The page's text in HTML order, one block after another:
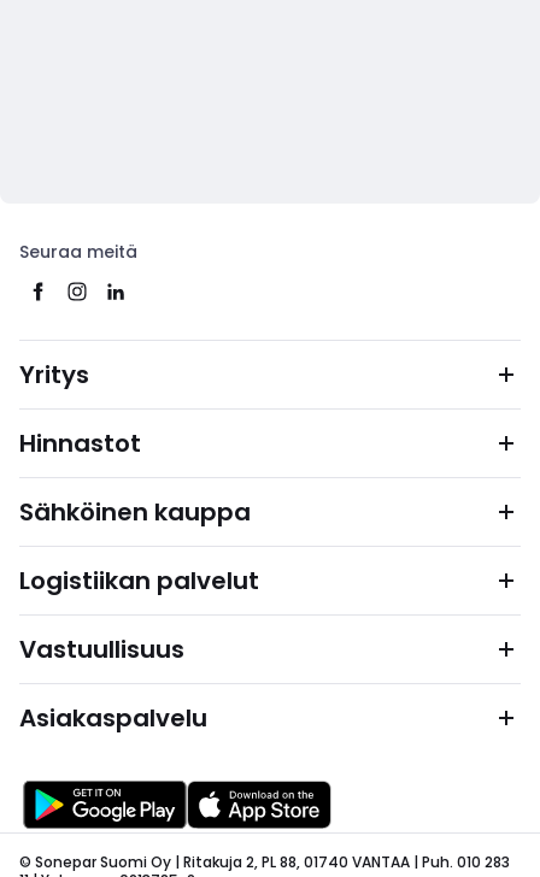
Seuraa meitä
Yritys
Hinnastot
Sähköinen kauppa
Logistiikan palvelut
Vastuullisuus
Asiakaspalvelu
© Sonepar Suomi Oy | Ritakuja 2, PL 88, 01740 VANTAA | Puh. 010 283